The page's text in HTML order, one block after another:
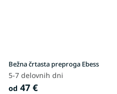
Bežna črtasta preproga Ebess
5-7 delovnih dni
od 47 €